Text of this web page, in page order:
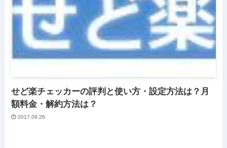
せど楽チェッカーの評判と使い方・設定方法は？月
額料金・解約方法は？
2017.09.26